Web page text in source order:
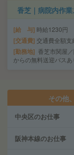
香芝｜病院内作
給 与 時給1230円
交通費 交通費全額
勤務地 香芝市関屋
からの無料送迎バス
その他
中央区のお仕事
阪神本線のお仕事